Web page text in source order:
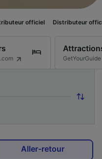
Distributeur officiel
GetYourGuide
Aller-retour